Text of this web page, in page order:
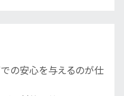
の安心を与えるのが仕